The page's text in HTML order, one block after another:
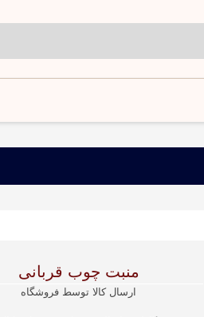
منبت چوب قربانی
ارسال کالا توسط فروشگاه